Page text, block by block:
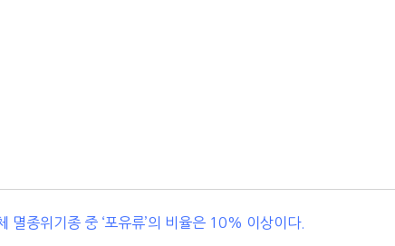
종위기종 중 ‘포유류’의 비율은 10% 이상이다.